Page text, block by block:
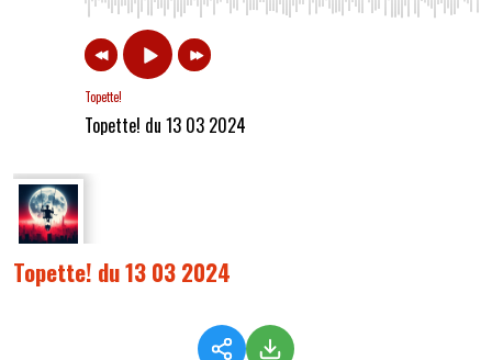
Topette!
Topette! du 13 03 2024
Topette! du 13 03 2024